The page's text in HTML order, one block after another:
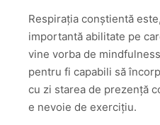
Respirația conștientă
importantă abilitate pe
vine vorba de
pentru fi capabili să
cu zi starea de prezență
e nevoie de exercițiu.